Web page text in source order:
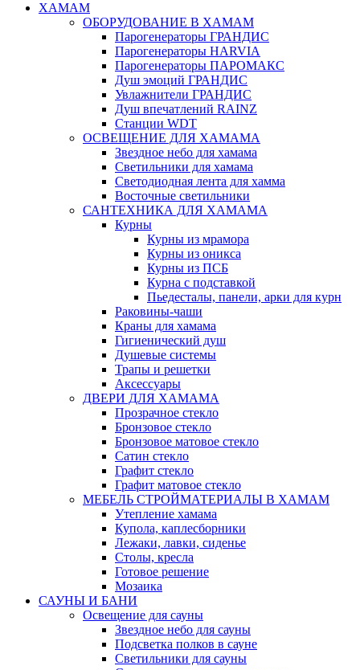
ХАМАМ
ОБОРУДОВАНИЕ В ХАМАМ
Парогенераторы ГРАНДИС
Парогенераторы HARVIA
Парогенераторы ПАРОМАКС
Душ эмоций ГРАНДИС
Увлажнители ГРАНДИС
Душ впечатлений RAINZ
Станции WDT
ОСВЕЩЕНИЕ ДЛЯ ХАМАМА
Звездное небо для хамама
Светильники для хамама
Светодиодная лента для хамма
Восточные светильники
САНТЕХНИКА ДЛЯ ХАМАМА
Курны
Курны из мрамора
Курны из оникса
Курны из ПСБ
Курна с подставкой
Пьедесталы, панели, арки для курн
Раковины-чаши
Краны для хамама
Гигиенический душ
Душевые системы
Трапы и решетки
Аксессуары
ДВЕРИ ДЛЯ ХАМАМА
Прозрачное стекло
Бронзовое стекло
Бронзовое матовое стекло
Сатин стекло
Графит стекло
Графит матовое стекло
МЕБЕЛЬ СТРОЙМАТЕРИАЛЫ В ХАМАМ
Утепление хамама
Купола, каплесборники
Лежаки, лавки, сиденье
Столы, кресла
Готовое решение
Мозаика
САУНЫ И БАНИ
Освещение для сауны
Звездное небо для сауны
Подсветка полков в сауне
Светильники для сауны